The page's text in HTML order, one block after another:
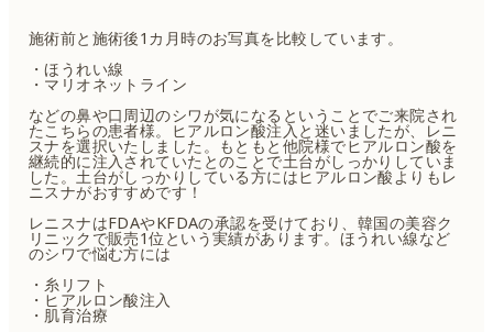
施術前と施術後1カ月時のお写真を比較しています。
・ほうれい線
・マリオネットライン
などの鼻や口周辺のシワが気になるということでご来院され
たこちらの患者様。ヒアルロン酸注入と迷いましたが、レニ
スナを選択いたしました。もともと他院様でヒアルロン酸を
継続的に注入されていたとのことで土台がしっかりしていま
した。土台がしっかりしている方にはヒアルロン酸よりもレ
ニスナがおすすめです！
レニスナはFDAやKFDAの承認を受けており、韓国の美容ク
リニックで販売1位という実績があります。ほうれい線など
のシワで悩む方には
・糸リフト
・ヒアルロン酸注入
・肌育治療